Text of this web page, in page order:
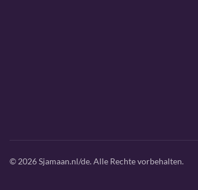
© 2026 Sjamaan.nl/de. Alle Rechte vorbehalten.